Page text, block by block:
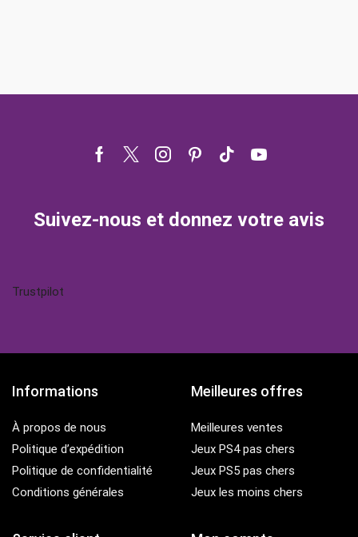
Facebook
TwitterInstagram
Pinterest
Tik- Youtube
Suivez-nous et donnez votre avis
Trustpilot
Informations
À propos de nous
Politique d’expédition
Politique de confidentialité
Conditions générales
Meilleures offres
Meilleures ventes
Jeux PS4 pas chers
Jeux PS5 pas chers
Jeux les moins chers